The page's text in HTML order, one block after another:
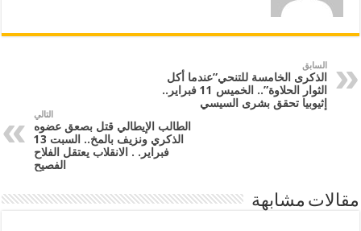
السابق
الذكرى الخامسة للتنحي”عندما أكل
الثوار الحلاوة”.. الخميس 11 فبراير..
إثيوبيا تحقق بشرى السيسي
التالي
الطالب الإيطالي قتل بصعق عضوه
الذكري ونزيف بالمخ.. السبت 13
فبراير. . الانقلاب يعتقل الفلاح
الفصيح
مقالات مشابهة